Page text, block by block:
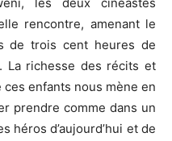
rencontre, amenant le
de trois cent heures de
La richesse des récits et
enfants nous mène en
prendre comme dans un
héros d’aujourd’hui et de